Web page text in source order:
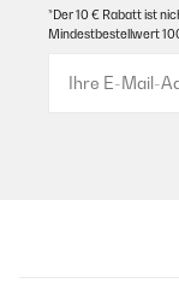
l'appareil qui
*Der 10 € Rabatt ist
Mindestbestellwert